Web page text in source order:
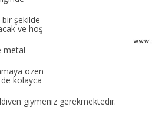
bir şekilde
ve hoş
metal
özen
kolayca
giymeniz gerekmektedir.